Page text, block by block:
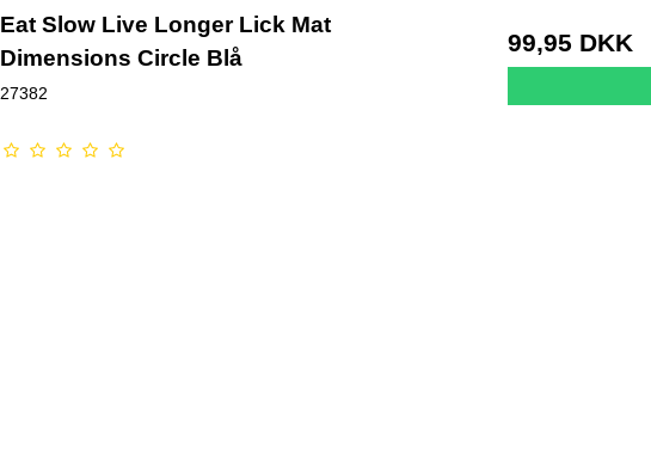
Eat Slow Live Longer Lick Mat
Dimensions Circle Blå
27382
99,95 DKK